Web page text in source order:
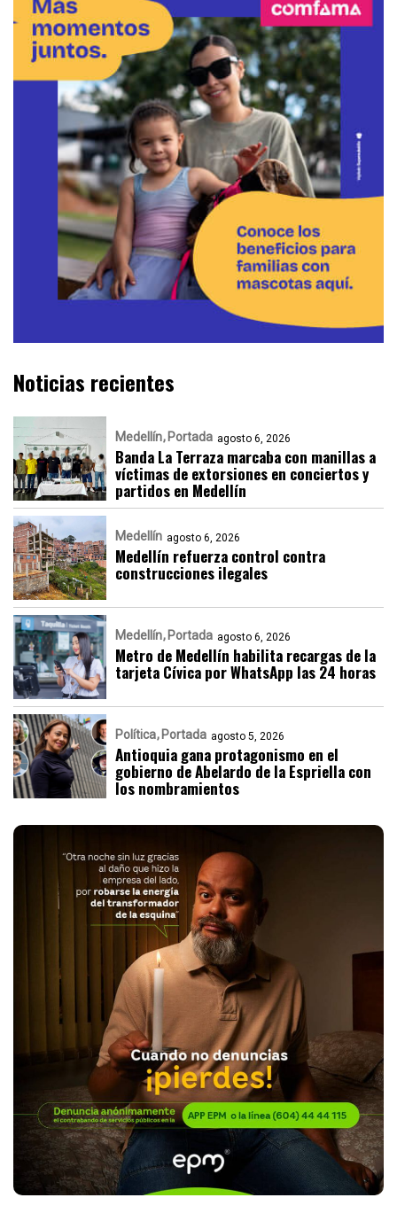
Noticias recientes
Medellín Portada agosto 6, 2026
Banda La Terraza marcaba con manillas a
víctimas de extorsiones en conciertos y
partidos en Medellín
Medellín agosto 6, 2026
Medellín refuerza control contra
construcciones ilegales
Medellín Portada agosto 6, 2026
Metro de Medellín habilita recargas de la
tarjeta Cívica por WhatsApp las 24 horas
Política Portada agosto 5, 2026
Antioquia gana protagonismo en el
gobierno de Abelardo de la Espriella con
los nombramientos